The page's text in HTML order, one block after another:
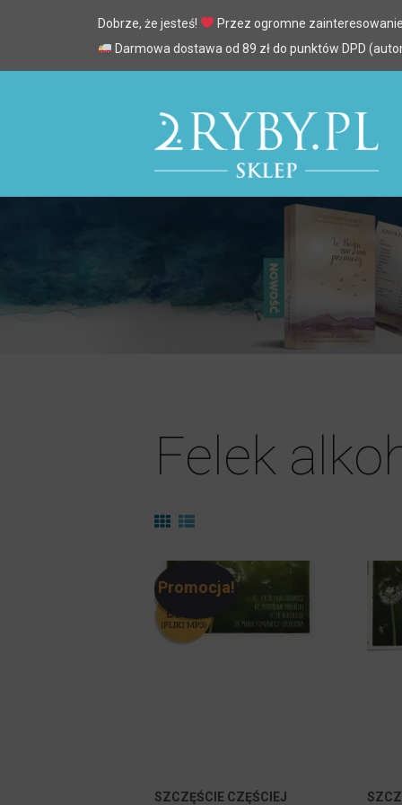
Dobrze, że jesteś! Przez ogromne
Darmowa dostawa od 89 zł do punktów DPD
Felek
Promocja!
SZCZĘŚCIE CZĘŚCIEJ